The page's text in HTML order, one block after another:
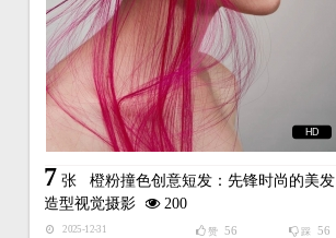
HD
7 张橙粉撞色创意短发：先锋时尚的美发
造型视觉摄影
200
2025-12-31 踩 56
赞 56